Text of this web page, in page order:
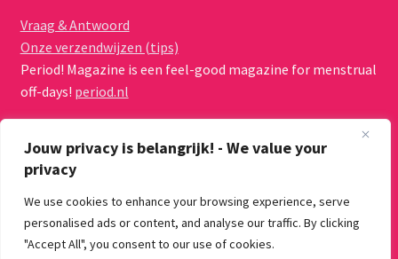
Jouw privacy is belangrijk! - We value your
privacy
We use cookies to enhance your browsing experience, serve
personalised ads or content, and analyse our traffic. By clicking
"Accept All", you consent to our use of cookies.
Vraag & Antwoord
Onze verzendwijzen (tips)
Period! Magazine is een feel-good magazine for menstrual
off-days! period.nl
© Menstruatiecups.nl 2026
Algemene voorwaarden
Gebouwd met WooCommerce.